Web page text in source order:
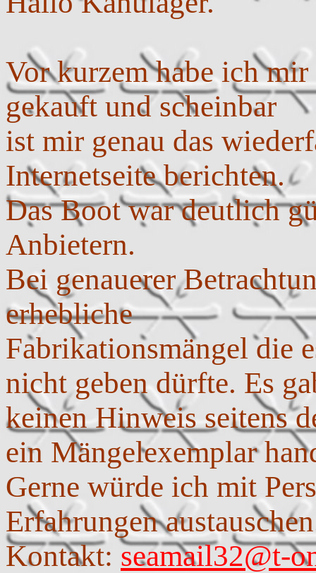
Vor kurzem habe ich
gekauft und scheinbar
ist mir genau das
Internetseite berichten.
Das Boot war deutlich
Anbietern.
Bei genauerer
erhebliche
Fabrikationsmängel die
nicht geben dürfte. Es
keinen Hinweis seitens
ein Mängelexemplar
Gerne würde ich mit
Erfahrungen
Kontakt: seamail32@t-